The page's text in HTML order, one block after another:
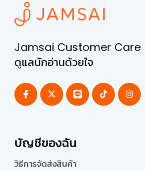
Jamsai Customer Care
ดูแลนักอ่านด้วยใจ
บัญชีของฉัน
วิธีการจัดส่งสินค้า